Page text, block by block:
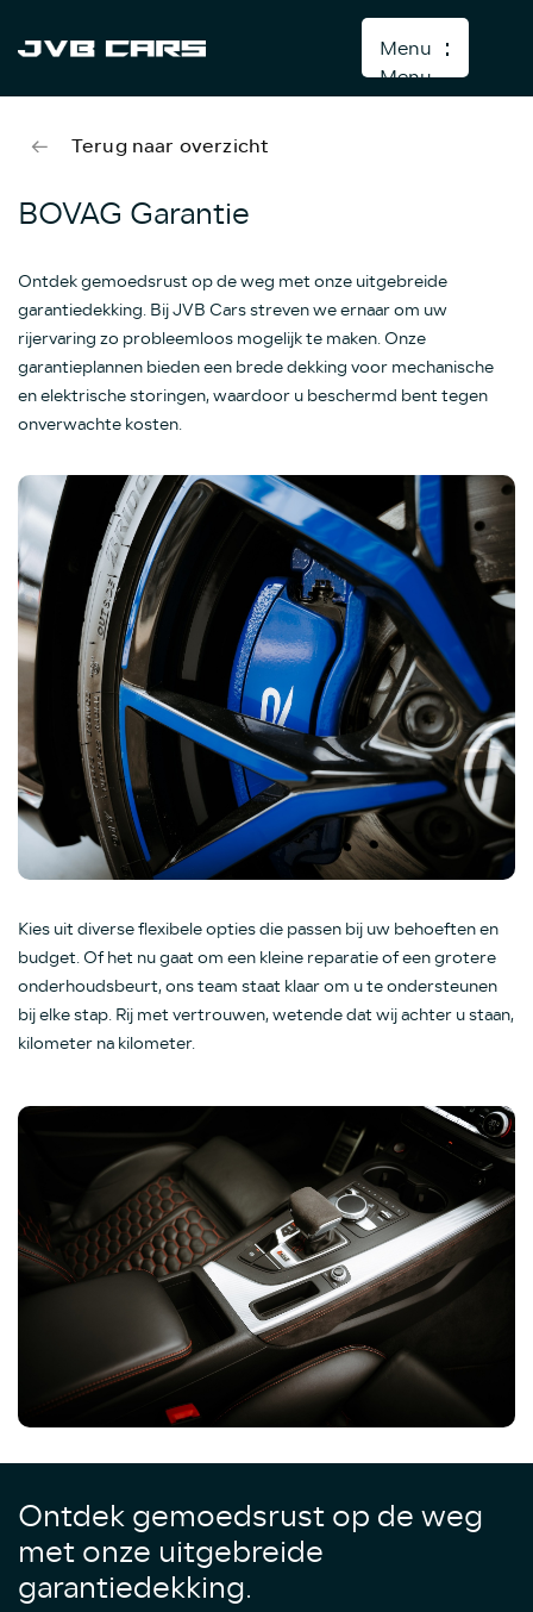
Menu
Menu
Over ons
Verkocht
Contact
Terug naar overzicht
BOVAG Garantie
Ontdek gemoedsrust op de weg met onze uitgebreide
garantiedekking. Bij JVB Cars streven we ernaar om uw
rijervaring zo probleemloos mogelijk te maken. Onze
garantieplannen bieden een brede dekking voor mechanische
en elektrische storingen, waardoor u beschermd bent tegen
onverwachte kosten.
Kies uit diverse flexibele opties die passen bij uw behoeften en
budget. Of het nu gaat om een kleine reparatie of een grotere
onderhoudsbeurt, ons team staat klaar om u te ondersteunen
bij elke stap. Rij met vertrouwen, wetende dat wij achter u staan,
kilometer na kilometer.
Ontdek gemoedsrust op de weg
met onze uitgebreide
garantiedekking.